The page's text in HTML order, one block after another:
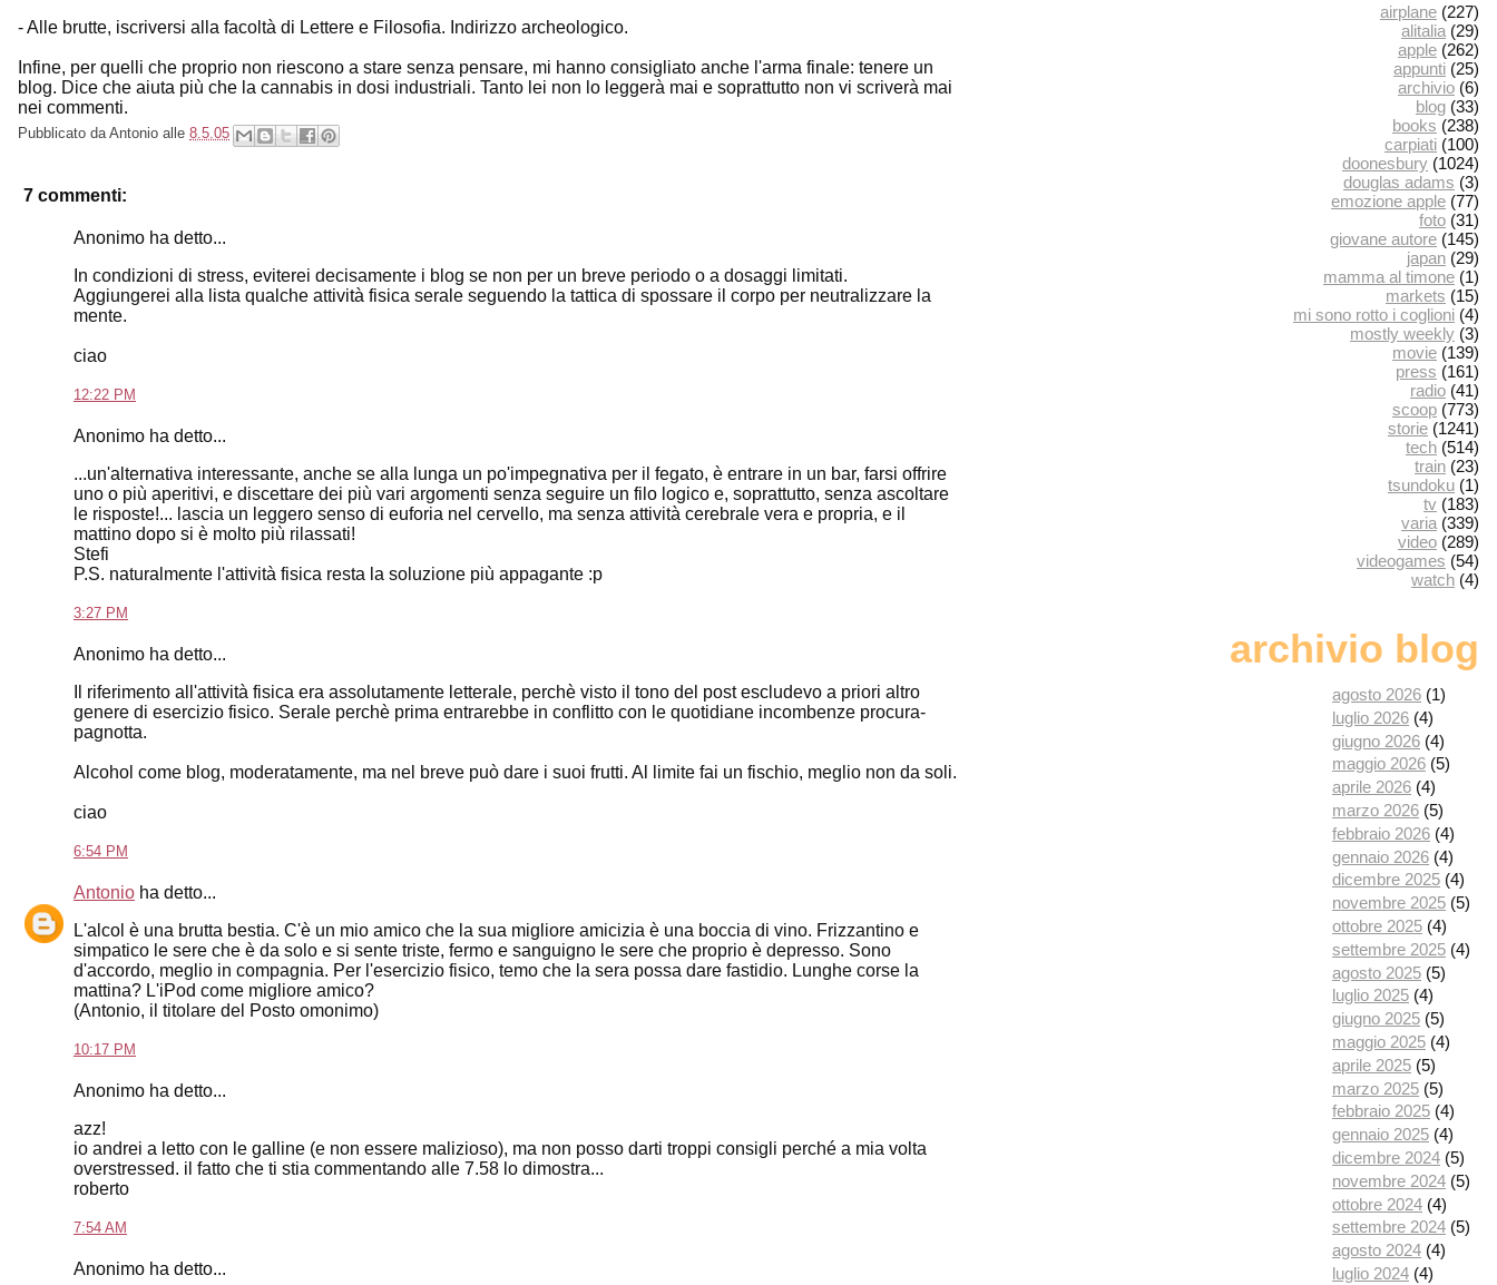
- Alle brutte, iscriversi alla facoltà di Lettere e Filosofia. Indirizzo archeologico.
Infine, per quelli che proprio non riescono a stare senza pensare, mi hanno consigliato anche l'arma finale: tenere un
blog. Dice che aiuta più che la cannabis in dosi industriali. Tanto lei non lo leggerà mai e soprattutto non vi scriverà mai
nei commenti.
Pubblicato da Antonio alle 8.5.05
7 commenti:
Anonimo ha detto...
In condizioni di stress, eviterei decisamente i blog se non per un breve periodo o a dosaggi limitati.
Aggiungerei alla lista qualche attività fisica serale seguendo la tattica di spossare il corpo per neutralizzare la
mente.
ciao
12:22 PM
Anonimo ha detto...
...un'alternativa interessante, anche se alla lunga un po'impegnativa per il fegato, è entrare in un bar, farsi offrire
uno o più aperitivi, e discettare dei più vari argomenti senza seguire un filo logico e, soprattutto, senza ascoltare
le risposte!... lascia un leggero senso di euforia nel cervello, ma senza attività cerebrale vera e propria, e il
mattino dopo si è molto più rilassati!
Stefi
P.S. naturalmente l'attività fisica resta la soluzione più appagante :p
3:27 PM
Anonimo ha detto...
Il riferimento all'attività fisica era assolutamente letterale, perchè visto il tono del post escludevo a priori altro
genere di esercizio fisico. Serale perchè prima entrarebbe in conflitto con le quotidiane incombenze procura-
pagnotta.
Alcohol come blog, moderatamente, ma nel breve può dare i suoi frutti. Al limite fai un fischio, meglio non da soli.
ciao
6:54 PM
Antonio ha detto...
L'alcol è una brutta bestia. C'è un mio amico che la sua migliore amicizia è una boccia di vino. Frizzantino e
simpatico le sere che è da solo e si sente triste, fermo e sanguigno le sere che proprio è depresso. Sono
d'accordo, meglio in compagnia. Per l'esercizio fisico, temo che la sera possa dare fastidio. Lunghe corse la
mattina? L'iPod come migliore amico?
(Antonio, il titolare del Posto omonimo)
10:17 PM
Anonimo ha detto...
azz!
io andrei a letto con le galline (e non essere malizioso), ma non posso darti troppi consigli perché a mia volta
overstressed. il fatto che ti stia commentando alle 7.58 lo dimostra...
roberto
7:54 AM
Anonimo ha detto...
airplane (227)
alitalia (29)
apple (262)
appunti (25)
archivio (6)
blog (33)
books (238)
carpiati (100)
doonesbury (1024)
douglas adams (3)
emozione apple (77)
foto (31)
giovane autore (145)
japan (29)
mamma al timone (1)
markets (15)
mi sono rotto i coglioni (4)
mostly weekly (3)
movie (139)
press (161)
radio (41)
scoop (773)
storie (1241)
tech (514)
train (23)
tsundoku (1)
tv (183)
varia (339)
video (289)
videogames (54)
watch (4)
archivio blog
agosto 2026 (1)
luglio 2026 (4)
giugno 2026 (4)
maggio 2026 (5)
aprile 2026 (4)
marzo 2026 (5)
febbraio 2026 (4)
gennaio 2026 (4)
dicembre 2025 (4)
novembre 2025 (5)
ottobre 2025 (4)
settembre 2025 (4)
agosto 2025 (5)
luglio 2025 (4)
giugno 2025 (5)
maggio 2025 (4)
aprile 2025 (5)
marzo 2025 (5)
febbraio 2025 (4)
gennaio 2025 (4)
dicembre 2024 (5)
novembre 2024 (5)
ottobre 2024 (4)
settembre 2024 (5)
agosto 2024 (4)
luglio 2024 (4)